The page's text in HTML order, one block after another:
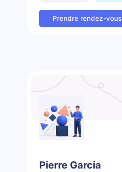
Prendre rendez-vous
Pierre Garcia